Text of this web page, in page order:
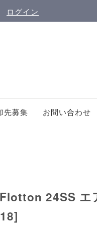
ログイン
先募集 お問い合わせ
24SS エ